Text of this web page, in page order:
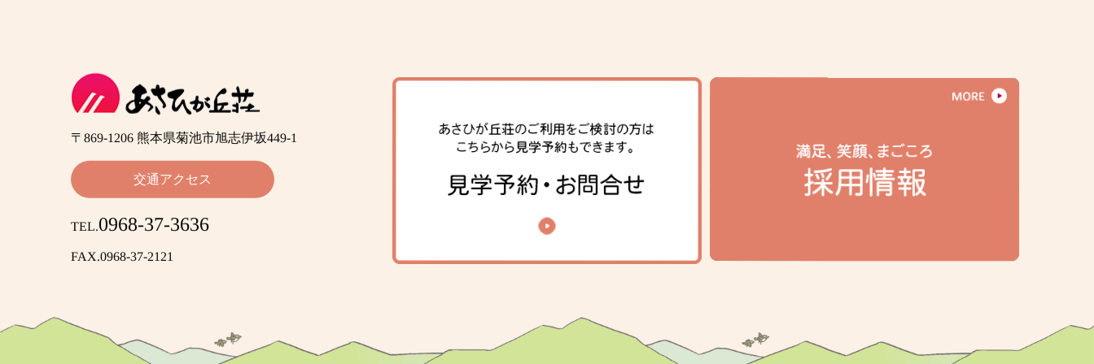
〒869-1206 熊本県菊池市旭志伊坂449-1
交通アクセス
TEL.0968-37-3636
FAX.0968-37-2121